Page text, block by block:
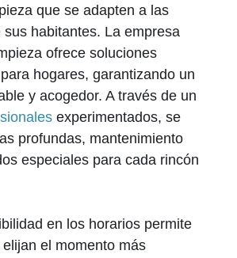
que se adapten a las
sus habitantes. La empresa
ofrece soluciones
hogares, garantizando un
y acogedor. A través de un
experimentados, se
profundas, mantenimiento
especiales para cada rincón
en los horarios permite
el momento más